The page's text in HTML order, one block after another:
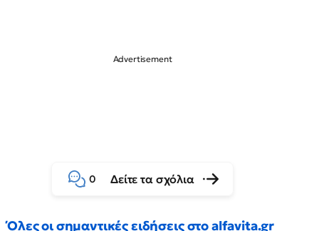
0 Δείτε τα σχόλια
Όλες οι σημαντικές ειδήσεις στο alfavita.gr